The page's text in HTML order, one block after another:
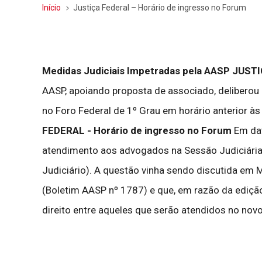
Início Justiça Federal – Horário de ingresso no Forum
Medidas Judiciais Impetradas pela AASP
AASP, apoiando proposta de associado,
no Foro Federal de 1º Grau em horário anterior
FEDERAL - Horário de ingresso no Forum Em
atendimento aos advogados na Sessão
Judiciário). A questão vinha sendo discutida em
(Boletim AASP nº 1787) e que, em razão da
direito entre aqueles que serão atendidos no